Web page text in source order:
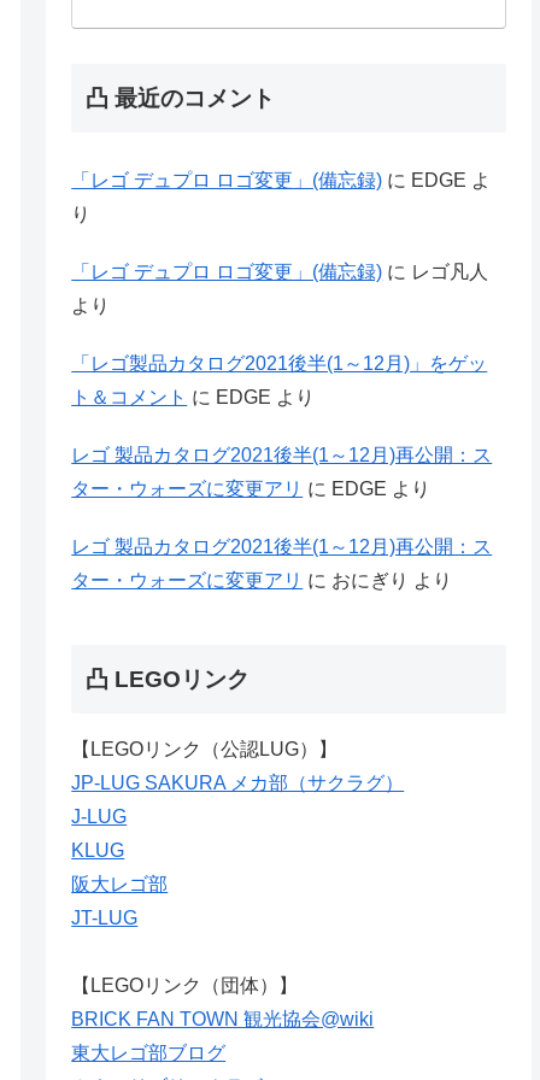
凸 最近のコメント
「レゴ デュプロ ロゴ変更」(備忘録) に EDGE よ
り
「レゴ デュプロ ロゴ変更」(備忘録) に レゴ凡人
より
「レゴ製品カタログ2021後半(1～12月)」をゲッ
ト＆コメント に EDGE より
レゴ 製品カタログ2021後半(1～12月)再公開：ス
ター・ウォーズに変更アリ に EDGE より
レゴ 製品カタログ2021後半(1～12月)再公開：ス
ター・ウォーズに変更アリ に おにぎり より
凸 LEGOリンク
【LEGOリンク（公認LUG）】
JP-LUG SAKURA メカ部（サクラグ）
J-LUG
KLUG
阪大レゴ部
JT-LUG
【LEGOリンク（団体）】
BRICK FAN TOWN 観光協会@wiki
東大レゴ部ブログ